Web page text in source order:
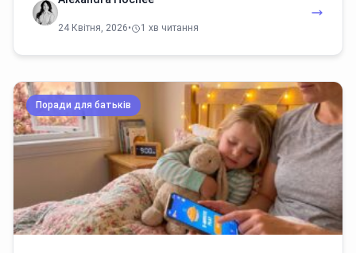
24 Квітня, 2026• 1 хв читання
Поради для батьків